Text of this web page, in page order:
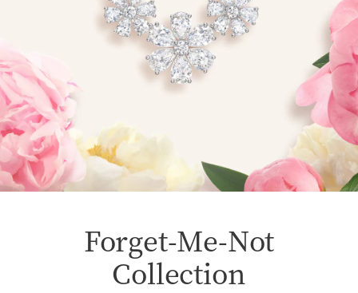
Forget-Me-Not
Collection